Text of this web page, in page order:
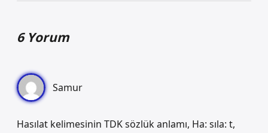
6 Yorum
Samur
Hasılat kelimesinin TDK sözlük anlamı, Ha: sıla: t,